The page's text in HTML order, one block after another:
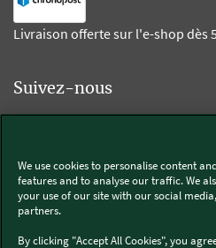
Livraison offerte sur l'e-shop dès
Suivez-nous
Thermomix®
We use cookies to personalise content
features and to analyse our traffic. We
your use of our site with our social
partners.
By clicking "Accept All Cookies", you